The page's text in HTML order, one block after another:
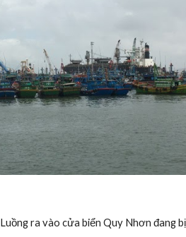
Luồng ra vào cửa biển Quy Nhơn đang